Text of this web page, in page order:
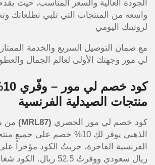
الجودة العالية والسعر المناسب، حيث
واسعة من المنتجات التي تلبي تطلعاتك
لروتينك اليومي
مع ضمان التوصيل السريع والخدمة
لي مور وجهتك الأولى لعالم الجمال
منتجات الصيدلية الفرنسية
كود خصم لي مور الحصري (MRL87)
من
الذهبي يوفر لكِ 10% خصم على
ريال سعودي ووفرتُ 52.5